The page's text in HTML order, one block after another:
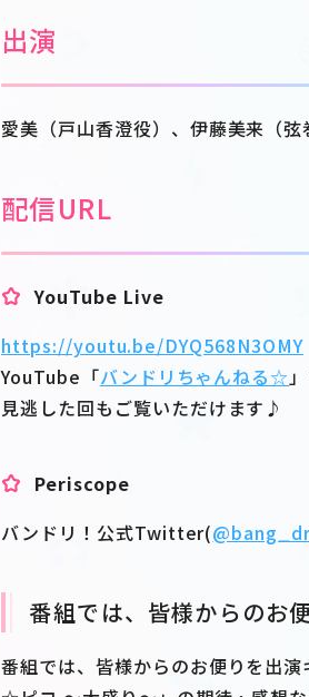
出演
愛美（戸山香澄役）、伊藤美来（弦
配信URL
YouTube Live
https://youtu.be/DYQ568N3OMY
YouTube「バンドリちゃんねる☆
見逃した回もご覧いただけます♪
Periscope
バンドリ！公式Twitter(
番組では、皆様からのお
番組では、皆様からのお便りを出